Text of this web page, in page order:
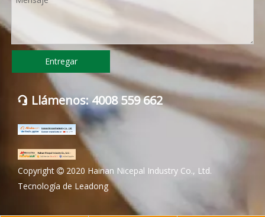
Entregar
 Llámenos: 4008 559 662
Copyright  2020 Hainan Nicepal Industry Co., Ltd.
Tecnología de Leadong